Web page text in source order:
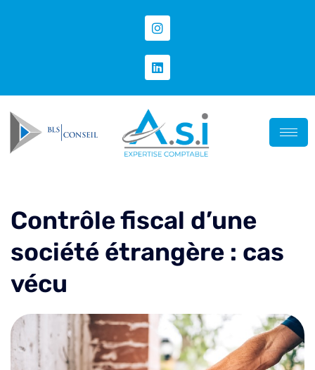
Contrôle fiscal d’une
société étrangère : cas
vécu